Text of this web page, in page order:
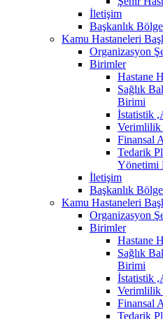
İletişim
Başkanlık
Kamu Hastaneleri
Organizasyon
Birimler
Hastane
Sağlık
Birimi
İstatistik
Finansal
Tedarik
Yönetimi
İletişim
Başkanlık
Kamu Hastaneleri
Organizasyon
Birimler
Hastane
Sağlık
Birimi
İstatistik
Finansal
Tedarik